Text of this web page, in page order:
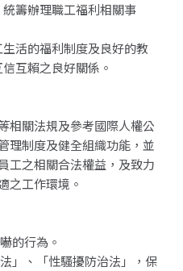
籌辦理職工福利相關事
活的福利制度及良好的教
互賴之良好關係。
相關法規及參考國際人權公
理制度及健全組織功能，並
工之相關合法權益，及致力
之工作環境。
的行為。
」、「性騷擾防治法」，保